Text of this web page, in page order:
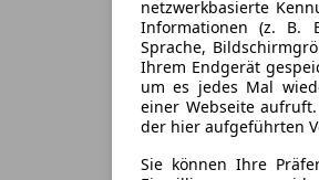
netzwerkbasierte
Informationen (z. B.
Sprache,
Ihrem Endgerät
um es jedes Mal
einer Webseite
der hier aufgeführten
Sie können Ihre